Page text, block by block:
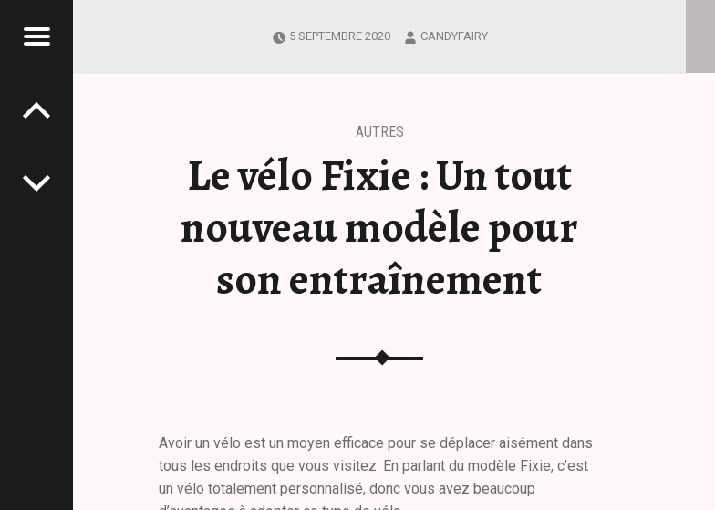
Menu
Le vélo Fixie : Un tout
nouveau modèle pour
son entraînement
AUTRES
Avoir un vélo est un moyen efficace pour se déplacer aisément dans
tous les endroits que vous visitez. En parlant du modèle Fixie, c’est
un vélo totalement personnalisé, donc vous avez beaucoup
5 SEPTEMBRE 2020 CANDYFAIRY